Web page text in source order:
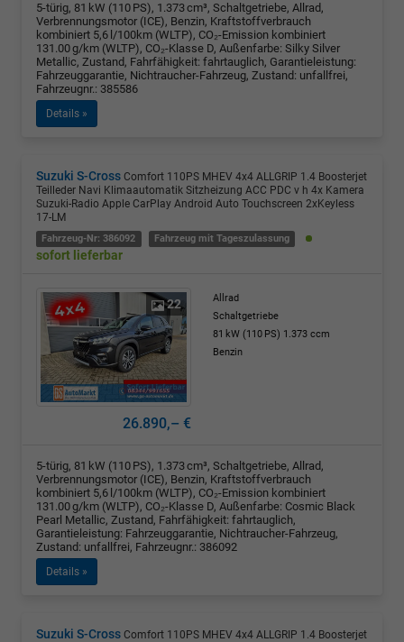
5-türig, 81 kW (110 PS), 1.373 cm³, Schaltgetriebe, Allrad,
Verbrennungsmotor (ICE), Benzin, Kraftstoffverbrauch
kombiniert 5,6 l/100km (WLTP), CO₂-Emission kombiniert
131.00 g/km (WLTP), CO₂-Klasse D, Außenfarbe: Silky Silver
Metallic, Zustand, Fahrfähigkeit: fahrtauglich, Garantieleistung:
Fahrzeuggarantie, Nichtraucher-Fahrzeug, Zustand: unfallfrei,
Fahrzeugnr.: 385586
Details »
Suzuki S-Cross Comfort 110PS MHEV 4x4 ALLGRIP 1.4 Boosterjet
Teilleder Navi Klimaautomatik Sitzheizung ACC PDC v h 4x Kamera
Suzuki-Radio Apple CarPlay Android Auto Touchscreen 2xKeyless
17-LM
Fahrzeug-Nr: 386092 Fahrzeug mit Tageszulassung
sofort lieferbar
22
Allrad
Schaltgetriebe
81 kW (110 PS) 1.373 ccm
Benzin
26.890,– €
5-türig, 81 kW (110 PS), 1.373 cm³, Schaltgetriebe, Allrad,
Verbrennungsmotor (ICE), Benzin, Kraftstoffverbrauch
kombiniert 5,6 l/100km (WLTP), CO₂-Emission kombiniert
131.00 g/km (WLTP), CO₂-Klasse D, Außenfarbe: Cosmic Black
Pearl Metallic, Zustand, Fahrfähigkeit: fahrtauglich,
Garantieleistung: Fahrzeuggarantie, Nichtraucher-Fahrzeug,
Zustand: unfallfrei, Fahrzeugnr.: 386092
Details »
Suzuki S-Cross Comfort 110PS MHEV 4x4 ALLGRIP 1.4 Boosterjet